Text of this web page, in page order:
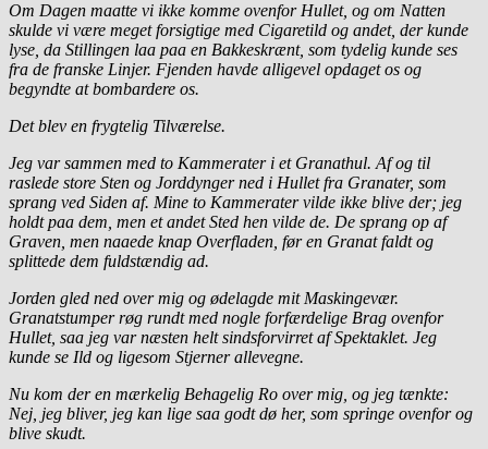
Om Dagen maatte vi ikke komme ovenfor Hullet, og om Natten
skulde vi være meget forsigtige med Cigaretild og andet, der kunde
lyse, da Stillingen laa paa en Bakkeskrænt, som tydelig kunde ses
fra de franske Linjer. Fjenden havde alligevel opdaget os og
begyndte at bombardere os.
Det blev en frygtelig Tilværelse.
Jeg var sammen med to Kammerater i et Granathul. Af og til
raslede store Sten og Jorddynger ned i Hullet fra Granater, som
sprang ved Siden af. Mine to Kammerater vilde ikke blive der; jeg
holdt paa dem, men et andet Sted hen vilde de. De sprang op af
Graven, men naaede knap Overfladen, før en Granat faldt og
splittede dem fuldstændig ad.
Jorden gled ned over mig og ødelagde mit Maskingevær.
Granatstumper røg rundt med nogle forfærdelige Brag ovenfor
Hullet, saa jeg var næsten helt sindsforvirret af Spektaklet. Jeg
kunde se Ild og ligesom Stjerner allevegne.
Nu kom der en mærkelig Behagelig Ro over mig, og jeg tænkte:
Nej, jeg bliver, jeg kan lige saa godt dø her, som springe ovenfor og
blive skudt.